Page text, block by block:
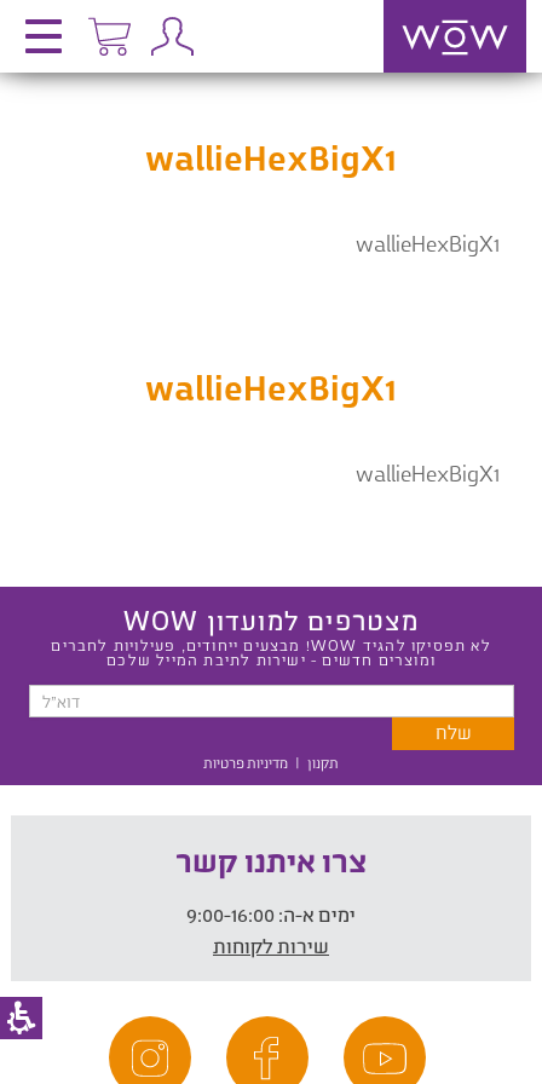
wallieHexBigX1
wallieHexBigX1
wallieHexBigX1
wallieHexBigX1
מצטרפים למועדון WOW
לא תפסיקו להגיד WOW! מבצעים ייחודים, פעילויות לחברים
ומוצרים חדשים - ישירות לתיבת המייל שלכם
תקנון | מדיניות פרטיות
צרו איתנו קשר
ימים א-ה:
שירות לקוחות